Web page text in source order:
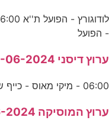
- הפועל
ערוץ דיסני 12-06-2024
06:00 - מיקי מאוס - כייף של בית - פרק 13 06:25 -
ערוץ המוסיקה 30-06-2024